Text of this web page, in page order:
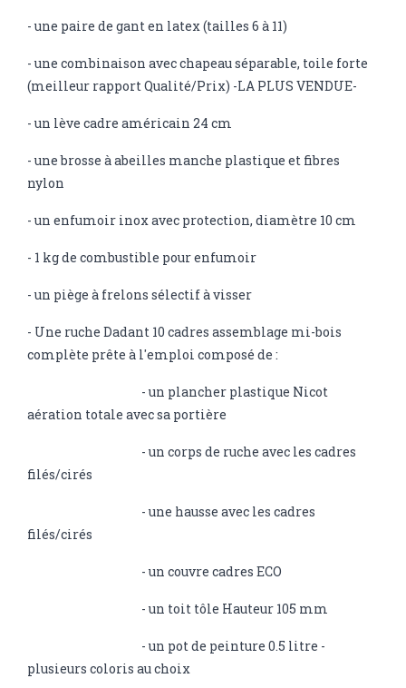
- une paire de gant en latex (tailles 6 à 11)
- une combinaison avec chapeau séparable, toile forte
(meilleur rapport Qualité/Prix) -LA PLUS VENDUE-
- un lève cadre américain 24 cm
- une brosse à abeilles manche plastique et fibres
nylon
- un enfumoir inox avec protection, diamètre 10 cm
- 1 kg de combustible pour enfumoir
- un piège à frelons sélectif à visser
- Une ruche Dadant 10 cadres assemblage mi-bois
complète prête à l'emploi composé de :
- un plancher plastique Nicot
aération totale avec sa portière
- un corps de ruche avec les cadres
filés/cirés
- une hausse avec les cadres
filés/cirés
- un couvre cadres ECO
- un toit tôle Hauteur 105 mm
- un pot de peinture 0.5 litre -
plusieurs coloris au choix